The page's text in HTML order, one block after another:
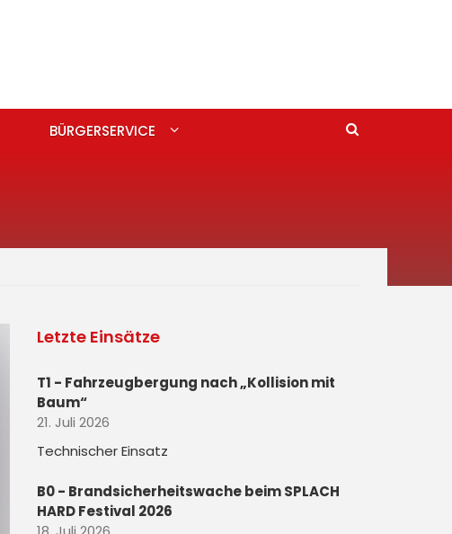
BÜRGERSERVICE
Letzte Einsätze
T1 - Fahrzeugbergung nach „Kollision mit
Baum“
21. Juli 2026
Technischer Einsatz
B0 - Brandsicherheitswache beim SPLACH
HARD Festival 2026